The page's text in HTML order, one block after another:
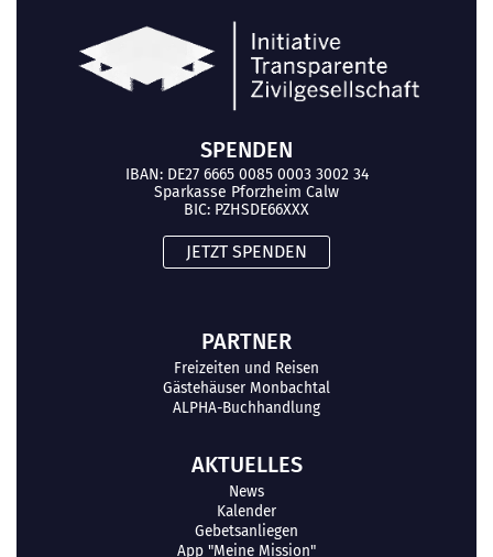
SPENDEN
IBAN: DE27 6665 0085 0003 3002 34
Sparkasse Pforzheim Calw
BIC: PZHSDE66XXX
JETZT SPENDEN
PARTNER
Freizeiten und Reisen
Gästehäuser Monbachtal
ALPHA-Buchhandlung
AKTUELLES
News
Kalender
Gebetsanliegen
App "Meine Mission"